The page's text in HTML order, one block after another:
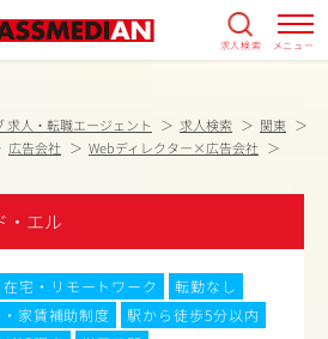
求人検索 メニュー
求人・転職エージェント 求人検索
関東
広告会社
Webディレクター×広告会社
・エル
在宅・リモートワーク
転勤なし
家賃補助制度
駅から徒歩5分以内